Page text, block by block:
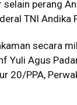
perang
TNI Andika
secara
Yuli Agus
20/PPA,